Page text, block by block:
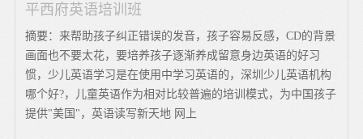
平西府英语培训班
摘要：来帮助孩子纠正错误的发音，孩子容易反感，CD的背景
画面也不要太花，要培养孩子逐渐养成留意身边英语的好习
惯，少儿英语学习是在使用中学习英语的，深圳少儿英语机构
哪个好?，儿童英语作为相对比较普遍的培训模式，为中国孩子
提供"美国"，英语读写新天地 网上